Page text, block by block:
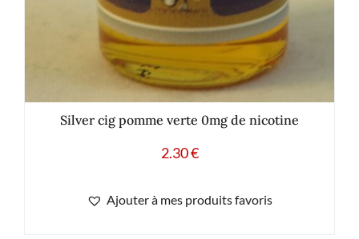
Silver cig pomme verte 0mg de nicotine
2.30€
Ajouter à mes produits favoris